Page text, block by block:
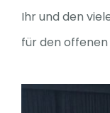
Ihr und den
für den